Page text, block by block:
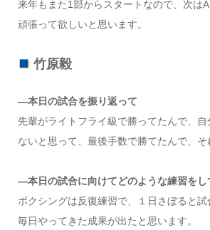
来年もまた1部からスタートなので、次は
頑張って欲しいと思います。
竹原毅
―本日の試合を振り返って
先輩がライトフライ級で勝ってたんで、
ないと思って、最後手数で勝てたんで、そ
―本日の試合に向けてどのような練習をし
ボクシングは反復練習で、１日さぼると試
毎日やってきた成果が出たと思います。